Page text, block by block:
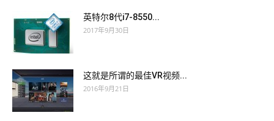
英特尔8代i7-8550...
2017年9月30日
这就是所谓的最佳VR视频...
2016年9月21日